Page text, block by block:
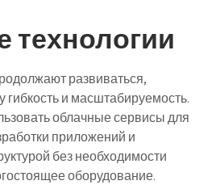
технологии
развиваться,
гибкость и масштабируемость.
облачные сервисы для
приложений и
без необходимости
оборудование.